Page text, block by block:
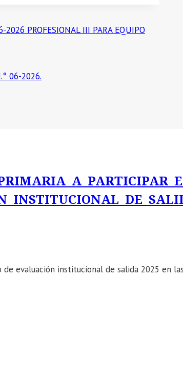
2026 PROFESIONAL III PARA EQUIPO
06-2026.
A PARTICIPAR
INSTITUCIONAL DE
evaluación institucional de salida 2025 en